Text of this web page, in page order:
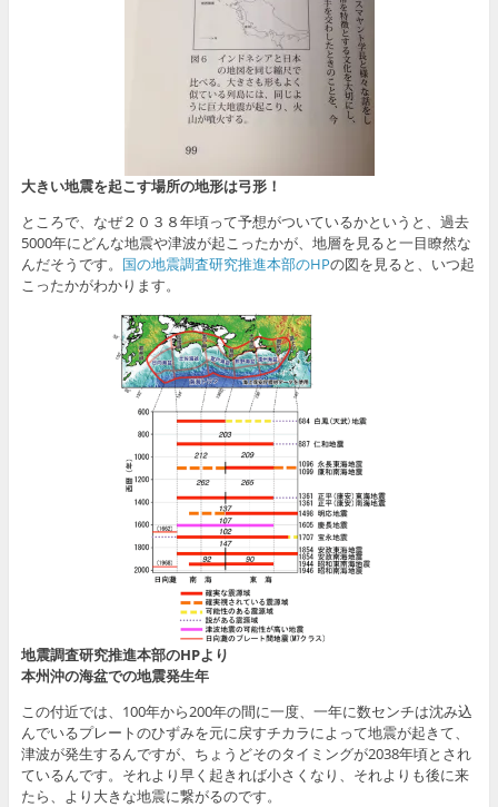
大きい地震を起こす場所の地形は弓形！
ところで、なぜ２０３８年頃って予想がついているかというと、過去
5000年にどんな地震や津波が起こったかが、地層を見ると一目瞭然な
んだそうです。 国の地震調査研究推進本部のHPの図を見ると、いつ起
こったかがわかります。
地震調査研究推進本部のHPより
本州沖の海盆での地震発生年
この付近では、100年から200年の間に一度、一年に数センチは沈み込
んでいるプレートのひずみを元に戻すチカラによって地震が起きて、
津波が発生するんですが、ちょうどそのタイミングが2038年頃とされ
ているんです。それより早く起きれば小さくなり、それよりも後に来
たら、より大きな地震に繋がるのです。